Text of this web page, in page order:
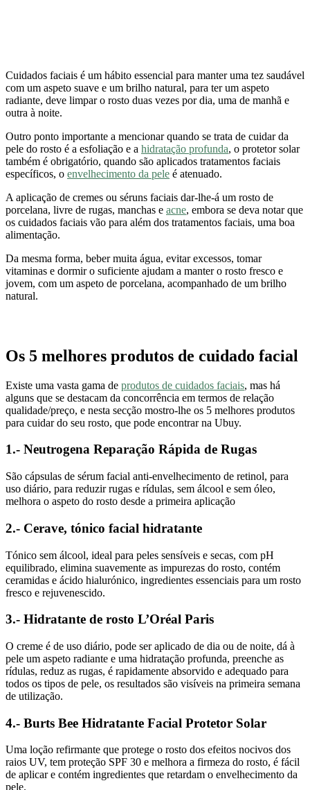
Cuidados faciais é um hábito essencial para manter uma tez saudável
com um aspeto suave e um brilho natural, para ter um aspeto
radiante, deve limpar o rosto duas vezes por dia, uma de manhã e
outra à noite.
Outro ponto importante a mencionar quando se trata de cuidar da
pele do rosto é a esfoliação e a hidratação profunda, o protetor solar
também é obrigatório, quando são aplicados tratamentos faciais
específicos, o envelhecimento da pele é atenuado.
A aplicação de cremes ou séruns faciais dar-lhe-á um rosto de
porcelana, livre de rugas, manchas e acne, embora se deva notar que
os cuidados faciais vão para além dos tratamentos faciais, uma boa
alimentação.
Da mesma forma, beber muita água, evitar excessos, tomar
vitaminas e dormir o suficiente ajudam a manter o rosto fresco e
jovem, com um aspeto de porcelana, acompanhado de um brilho
natural.
Os 5 melhores produtos de cuidado facial
Existe uma vasta gama de produtos de cuidados faciais, mas há
alguns que se destacam da concorrência em termos de relação
qualidade/preço, e nesta secção mostro-lhe os 5 melhores produtos
para cuidar do seu rosto, que pode encontrar na Ubuy.
1.- Neutrogena Reparação Rápida de Rugas
São cápsulas de sérum facial anti-envelhecimento de retinol, para
uso diário, para reduzir rugas e rídulas, sem álcool e sem óleo,
melhora o aspeto do rosto desde a primeira aplicação
2.- Cerave, tónico facial hidratante
Tónico sem álcool, ideal para peles sensíveis e secas, com pH
equilibrado, elimina suavemente as impurezas do rosto, contém
ceramidas e ácido hialurónico, ingredientes essenciais para um rosto
fresco e rejuvenescido.
3.- Hidratante de rosto L’Oréal Paris
O creme é de uso diário, pode ser aplicado de dia ou de noite, dá à
pele um aspeto radiante e uma hidratação profunda, preenche as
rídulas, reduz as rugas, é rapidamente absorvido e adequado para
todos os tipos de pele, os resultados são visíveis na primeira semana
de utilização.
4.- Burts Bee Hidratante Facial Protetor Solar
Uma loção refirmante que protege o rosto dos efeitos nocivos dos
raios UV, tem proteção SPF 30 e melhora a firmeza do rosto, é fácil
de aplicar e contém ingredientes que retardam o envelhecimento da
pele.